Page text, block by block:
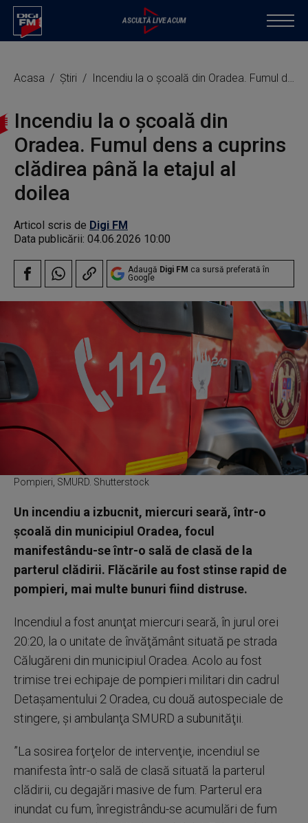
Acasa Știri Incendiu la o școală din Oradea. Fumul dens a cuprins clădirea până la etajul al doilea
Incendiu la o școală din
Oradea. Fumul dens a cuprins
clădirea până la etajul al
doilea
Articol scris de Digi FM
Data publicării: 04.06.2026 10:00
Adaugă Digi FM ca sursă preferată în
Google
Pompieri, SMURD. Shutterstock
Un incendiu a izbucnit, miercuri seară, într-o
şcoală din municipiul Oradea, focul
manifestându-se într-o sală de clasă de la
parterul clădirii. Flăcările au fost stinse rapid de
pompieri, mai multe bunuri fiind distruse.
Incendiul a fost anunţat miercuri seară, în jurul orei
20:20, la o unitate de învăţământ situată pe strada
Călugăreni din municipiul Oradea. Acolo au fost
trimise trei echipaje de pompieri militari din cadrul
Detaşamentului 2 Oradea, cu două autospeciale de
stingere, şi ambulanţa SMURD a subunităţii.
”La sosirea forţelor de intervenţie, incendiul se
manifesta într-o sală de clasă situată la parterul
clădirii, cu degajări masive de fum. Parterul era
inundat cu fum, înregistrându-se acumulări de fum